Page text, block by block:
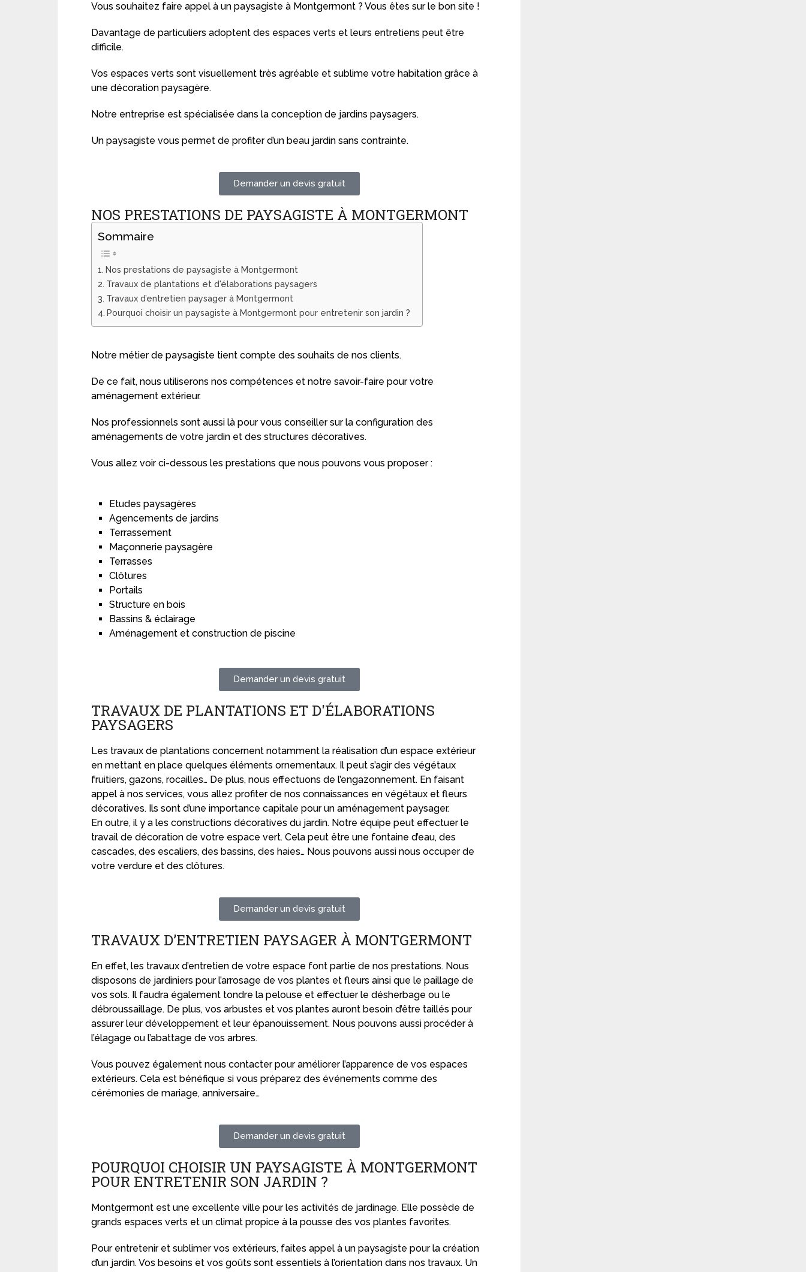
Vous souhaitez faire appel à un paysagiste à Montgermont ? Vous êtes sur le bon site !
Davantage de particuliers adoptent des espaces verts et leurs entretiens peut être
difficile.
Vos espaces verts sont visuellement très agréable et sublime votre habitation grâce à
une décoration paysagère.
Notre entreprise est spécialisée dans la conception de jardins paysagers.
Un paysagiste vous permet de profiter d’un beau jardin sans contrainte.
Demander un devis gratuit
NOS PRESTATIONS DE PAYSAGISTE À MONTGERMONT
Sommaire
Nos prestations de paysagiste à Montgermont
Travaux de plantations et d'élaborations paysagers
Travaux d’entretien paysager à Montgermont
Pourquoi choisir un paysagiste à Montgermont pour entretenir son jardin ?
Notre métier de paysagiste tient compte des souhaits de nos clients.
De ce fait, nous utiliserons nos compétences et notre savoir-faire pour votre
aménagement extérieur.
Nos professionnels sont aussi là pour vous conseiller sur la configuration des
aménagements de votre jardin et des structures décoratives.
Vous allez voir ci-dessous les prestations que nous pouvons vous proposer :
Etudes paysagères
Agencements de jardins
Terrassement
Maçonnerie paysagère
Terrasses
Clôtures
Portails
Structure en bois
Bassins & éclairage
Aménagement et construction de piscine
Demander un devis gratuit
TRAVAUX DE PLANTATIONS ET D'ÉLABORATIONS
PAYSAGERS
Les travaux de plantations concernent notamment la réalisation d’un espace extérieur
en mettant en place quelques éléments ornementaux. Il peut s’agir des végétaux
fruitiers, gazons, rocailles… De plus, nous effectuons de l’engazonnement. En faisant
appel à nos services, vous allez profiter de nos connaissances en végétaux et fleurs
décoratives. Ils sont d’une importance capitale pour un aménagement paysager.
En outre, il y a les constructions décoratives du jardin. Notre équipe peut effectuer le
travail de décoration de votre espace vert. Cela peut être une fontaine d’eau, des
cascades, des escaliers, des bassins, des haies… Nous pouvons aussi nous occuper de
votre verdure et des clôtures.
Demander un devis gratuit
TRAVAUX D’ENTRETIEN PAYSAGER À MONTGERMONT
En effet, les travaux d’entretien de votre espace font partie de nos prestations. Nous
disposons de jardiniers pour l’arrosage de vos plantes et fleurs ainsi que le paillage de
vos sols. Il faudra également tondre la pelouse et effectuer le désherbage ou le
débroussaillage. De plus, vos arbustes et vos plantes auront besoin d’être taillés pour
assurer leur développement et leur épanouissement. Nous pouvons aussi procéder à
l’élagage ou l’abattage de vos arbres.
Vous pouvez également nous contacter pour améliorer l’apparence de vos espaces
extérieurs. Cela est bénéfique si vous préparez des événements comme des
cérémonies de mariage, anniversaire…
Demander un devis gratuit
POURQUOI CHOISIR UN PAYSAGISTE À MONTGERMONT
POUR ENTRETENIR SON JARDIN ?
Montgermont est une excellente ville pour les activités de jardinage. Elle possède de
grands espaces verts et un climat propice à la pousse des vos plantes favorites.
Pour entretenir et sublimer vos extérieurs, faites appel à un paysagiste pour la création
d’un jardin. Vos besoins et vos goûts sont essentiels à l’orientation dans nos travaux. Un